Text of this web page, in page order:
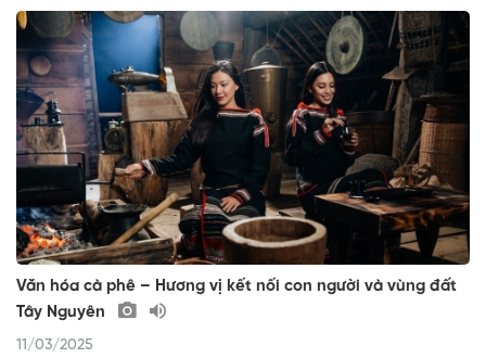
Văn hóa cà phê – Hương vị kết nối con người và vùng đất
Tây Nguyên
11/03/2025